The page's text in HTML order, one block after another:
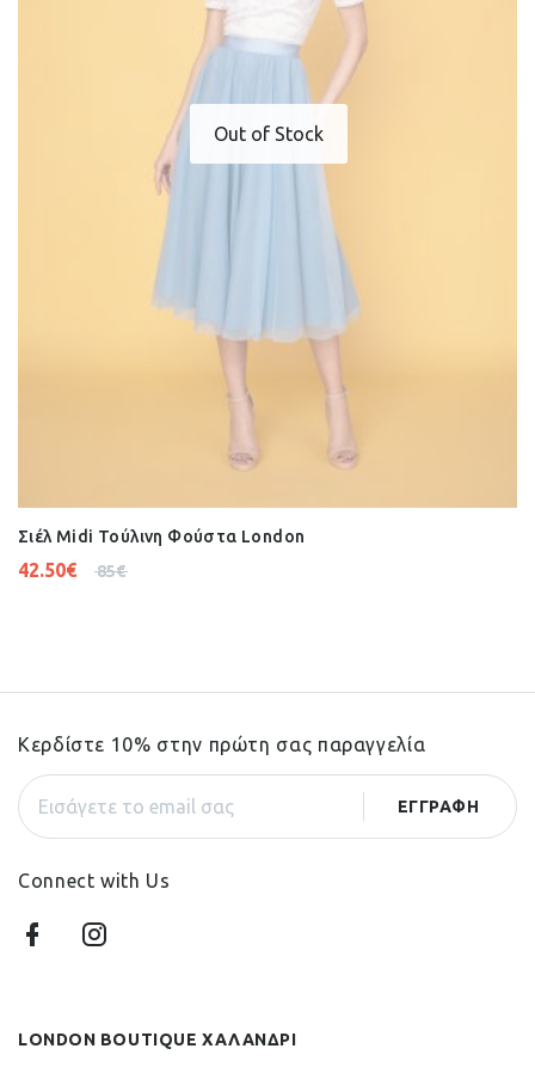
Out of Stock
Σιέλ Midi Τούλινη Φούστα London
85€
42.50€
Κερδίστε 10% στην πρώτη σας παραγγελία
Connect with Us
LONDON BOUTIQUE ΧΑΛΑΝΔΡΙ